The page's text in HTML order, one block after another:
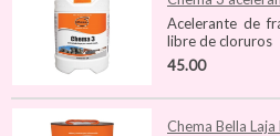
Acelerante de
libre de cloruros
45.00
Chema Bella